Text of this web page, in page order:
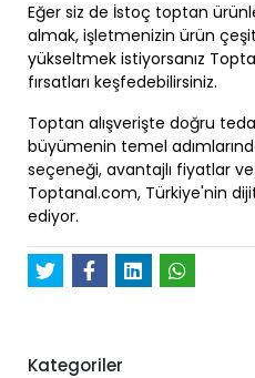
Eğer siz de İstoç toptan
almak, işletmenizin ürün
yükseltmek istiyorsanız
fırsatları keşfedebilirsiniz.
Toptan alışverişte doğru
büyümenin temel
seçeneği, avantajlı fiyatlar
Toptanal.com, Türkiye'nin
ediyor.
Kategoriler